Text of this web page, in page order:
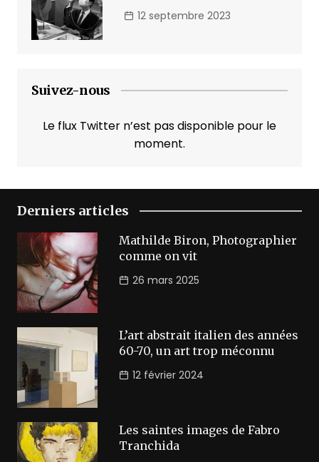
12 septembre 2023
Suivez-nous
Le flux Twitter n’est pas disponible pour le
moment.
Derniers articles
Mathilde Biron, Photographier
comme on vit
26 mars 2025
L’art abstrait italien des années
60-70, un art trop méconnu
12 février 2024
Les saintes images de Fabro
Tranchida